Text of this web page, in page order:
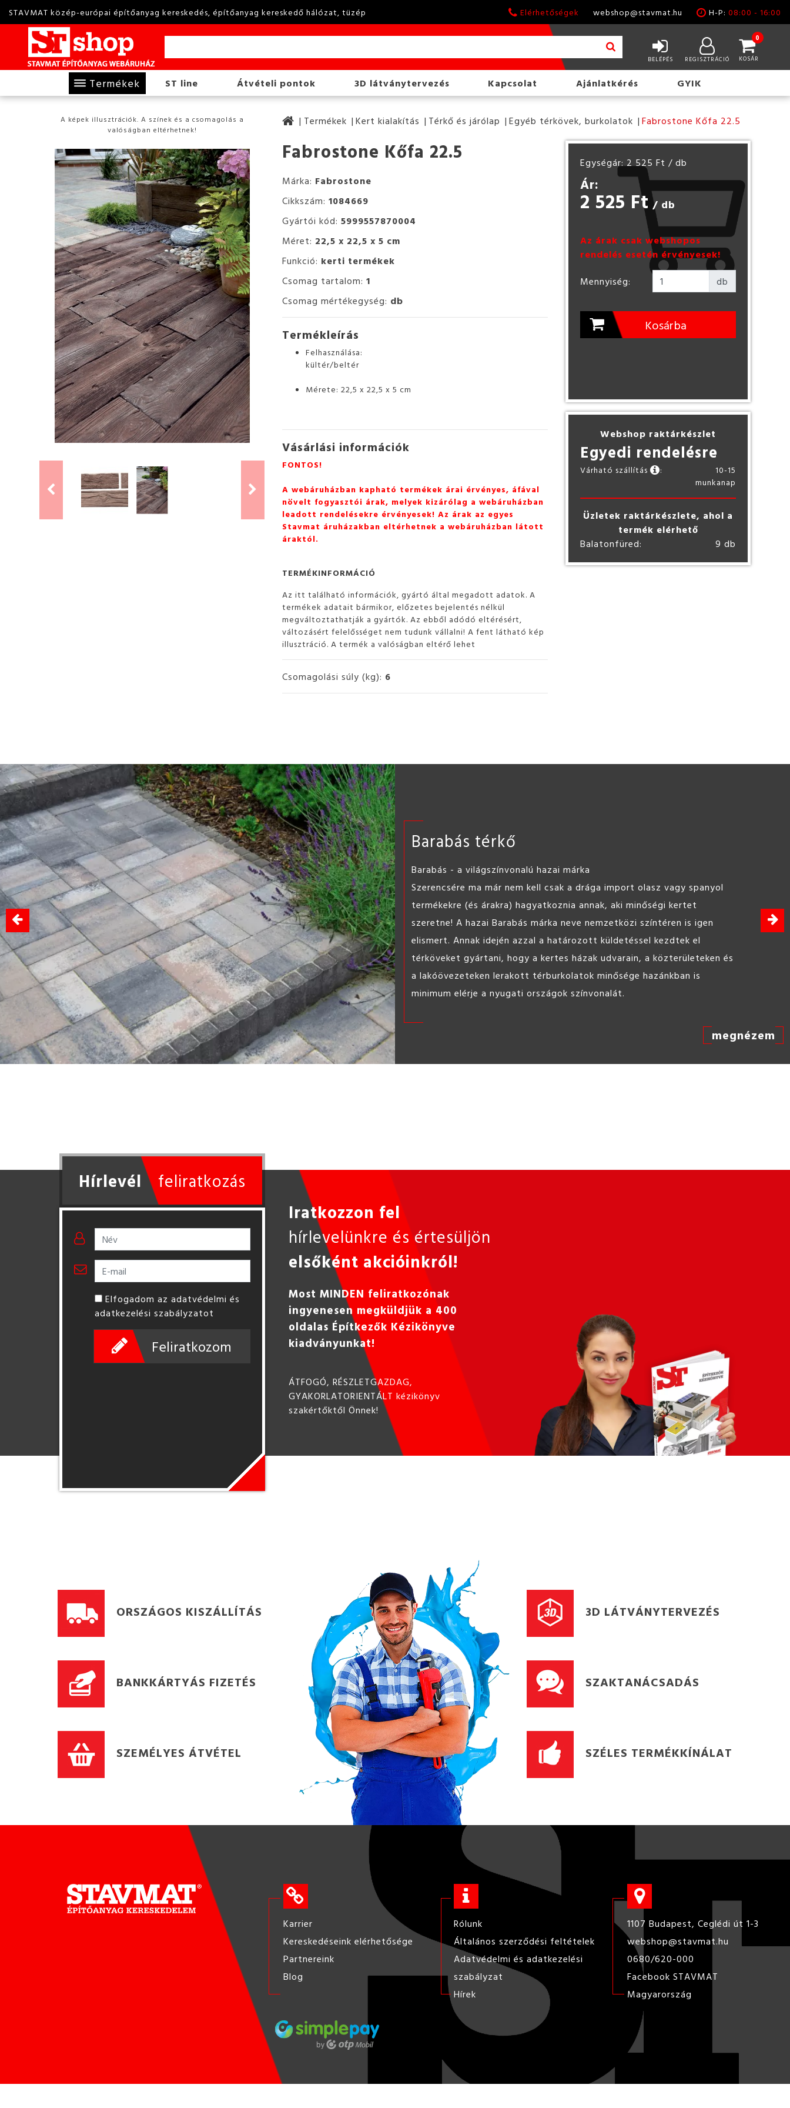
STAVMAT közép-európai építőanyag kereskedés, építőanyag kereskedő hálózat, tüzép Elérhetőségek webshop@stavmat.hu H-P: 08:00 - 16:00
BELÉPÉS REGISZTRÁCIÓ
0
KOSÁR
Termékek ST line Átvételi pontok 3D látványtervezés Kapcsolat Ajánlatkérés GYIK
A képek illusztrációk. A színek és a csomagolás a
valóságban eltérhetnek!
Termékek Kert kialakítás Térkő és járólap Egyéb térkövek, burkolatok Fabrostone Kőfa 22.5
Fabrostone Kőfa 22.5
Márka: Fabrostone
Cikkszám:1084669
Gyártói kód:5999557870004
Méret: 22,5 x 22,5 x 5 cm
Funkció: kerti termékek
Csomag tartalom:1
Csomag mértékegység: db
Termékleírás
Felhasználása:
kültér/beltér
Mérete: 22,5 x 22,5 x 5 cm
Vásárlási információk
FONTOS!
A webáruházban kapható termékek árai érvényes, áfával
növelt fogyasztói árak, melyek kizárólag a webáruházban
leadott rendelésekre érvényesek! Az árak az egyes
Stavmat áruházakban eltérhetnek a webáruházban látott
áraktól.
TERMÉKINFORMÁCIÓ
Az itt található információk, gyártó által megadott adatok. A
termékek adatait bármikor, előzetes bejelentés nélkül
megváltoztathatják a gyártók. Az ebből adódó eltérésért,
változásért felelősséget nem tudunk vállalni! A fent látható kép
illusztráció. A termék a valóságban eltérő lehet
Csomagolási súly (kg): 6
Egységár: 2 525 Ft / db
Ár:
2 525 Ft / db
Az árak csak webshopos
rendelés esetén érvényesek!
Mennyiség:
db
Kosárba
Webshop raktárkészlet
Egyedi rendelésre
Várható szállítás :
10-15
munkanap
Üzletek raktárkészlete, ahol a
termék elérhető
Balatonfüred:
9 db
Barabás térkő
Barabás - a világszínvonalú hazai márka
Szerencsére ma már nem kell csak a drága import olasz vagy spanyol
termékekre (és árakra) hagyatkoznia annak, aki minőségi kertet
szeretne! A hazai Barabás márka neve nemzetközi színtéren is igen
elismert. Annak idején azzal a határozott küldetéssel kezdtek el
térköveket gyártani, hogy a kertes házak udvarain, a közterületeken és
a lakóövezeteken lerakott térburkolatok minősége hazánkban is
minimum elérje a nyugati országok színvonalát.
megnézem
Hírlevél feliratkozás
Elfogadom az adatvédelmi és
adatkezelési szabályzatot
Feliratkozom
Iratkozzon fel
hírlevelünkre és értesüljön
elsőként akcióinkról!
Most MINDEN feliratkozónak
ingyenesen megküldjük a 400
oldalas Építkezők Kézikönyve
kiadványunkat!
ÁTFOGÓ, RÉSZLETGAZDAG,
GYAKORLATORIENTÁLT kézikönyv
szakértőktől Önnek!
ORSZÁGOS KISZÁLLÍTÁS 3D LÁTVÁNYTERVEZÉS
BANKKÁRTYÁS FIZETÉS SZAKTANÁCSADÁS
SZEMÉLYES ÁTVÉTEL SZÉLES TERMÉKKÍNÁLAT
Karrier
Kereskedéseink elérhetősége
Partnereink
Blog
Rólunk
Általános szerződési feltételek
Adatvédelmi és adatkezelési
szabályzat
Hírek
1107 Budapest, Ceglédi út 1-3
webshop@stavmat.hu
0680/620-000
Facebook STAVMAT
Magyarország